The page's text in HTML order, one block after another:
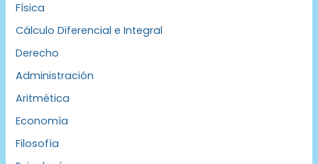
Física
Cálculo Diferencial e Integral
Derecho
Administración
Aritmética
Economía
Filosofía